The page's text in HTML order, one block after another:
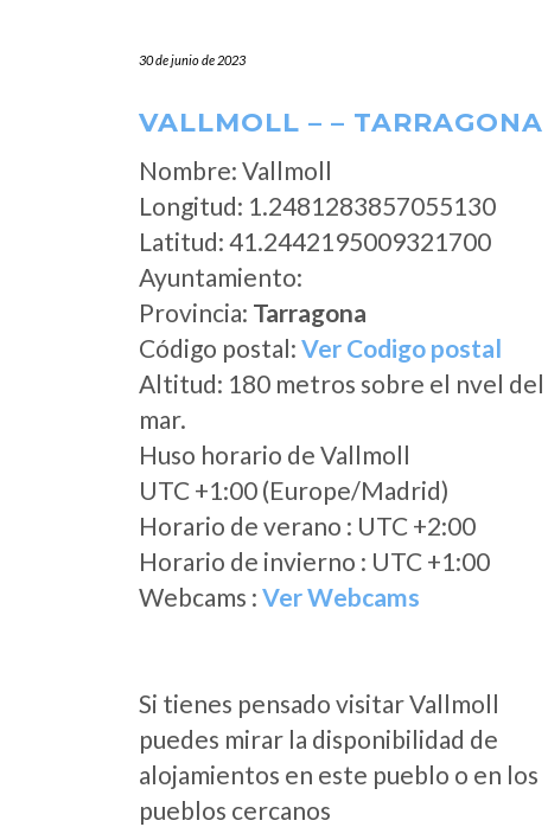
30 de junio de 2023
VALLMOLL – – TARRAGONA
Nombre: Vallmoll
Longitud: 1.2481283857055130
Latitud: 41.2442195009321700
Ayuntamiento:
Provincia: Tarragona
Código postal: Ver Codigo postal
Altitud: 180 metros sobre el nvel del
mar.
Huso horario de Vallmoll
UTC +1:00 (Europe/Madrid)
Horario de verano : UTC +2:00
Horario de invierno : UTC +1:00
Webcams : Ver Webcams
Si tienes pensado visitar Vallmoll
puedes mirar la disponibilidad de
alojamientos en este pueblo o en los
pueblos cercanos